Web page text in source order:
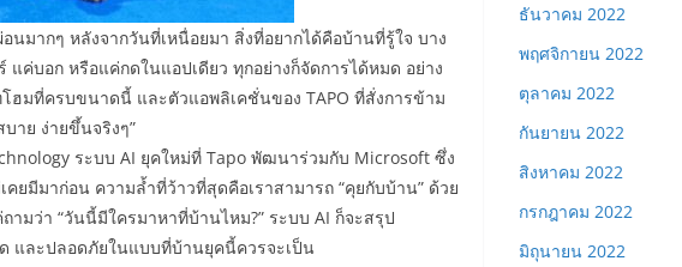
มากๆ หลังจากวันที่เหนื่อยมา สิ่งที่อยากได้คือบ้านที่รู้ใจ บาง
ค่บอก หรือแค่กดในแอปเดียว ทุกอย่างก็จัดการได้หมด อย่าง
มที่ครบขนาดนี้ และตัวแอพลิเคชั่นของ TAPO ที่สั่งการข้าม
าย ง่ายขึ้นจริงๆ”
ระบบ AI ยุคใหม่ที่ Tapo พัฒนาร่วมกับ Microsoft ซึ่ง
มีมาก่อน ความล้ำที่ว้าวที่สุดคือเราสามารถ “คุยกับบ้าน” ด้วย
มว่า “วันนี้มีใครมาหาที่บ้านไหม?” ระบบ AI ก็จะสรุป
และปลอดภัยในแบบที่บ้านยุคนี้ควรจะเป็น
ธันวาคม 2022
พฤศจิกายน 2022
ตุลาคม 2022
กันยายน 2022
สิงหาคม 2022
กรกฎาคม 2022
มิถุนายน 2022